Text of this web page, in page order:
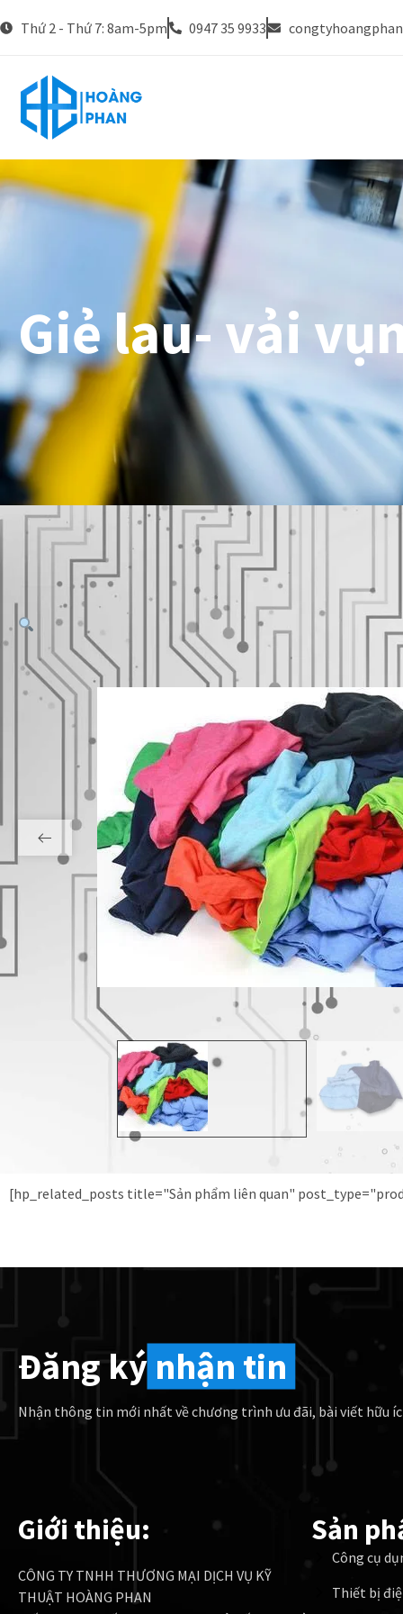
Thứ 2 - Thứ 7: 8am-5pm 0947 35 9933
Giẻ lau- vải
[hp_related_posts title="Sản phẩm liên quan"
Đăng ký nhận tin
Nhận thông tin mới nhất về chương trình ưu đãi, bài viết hữu
Giới thiệu:
CÔNG TY TNHH THƯƠNG MẠI DỊCH VỤ KỸ
THUẬT HOÀNG PHAN
Sản
Công cụ
Thiết bị